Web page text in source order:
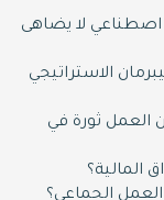
اصطناعي لا يضاهى
الاستراتيجي
العمل ثورة في
المالية؟
الجماعي؟